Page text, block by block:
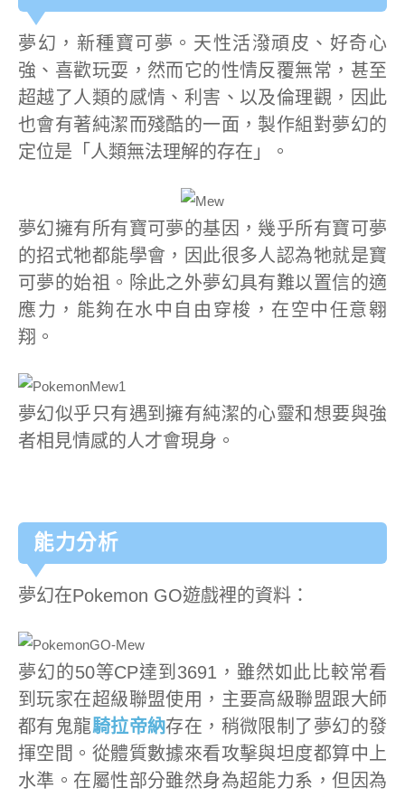
夢幻，新種寶可夢。天性活潑頑皮、好奇心
強、喜歡玩耍，然而它的性情反覆無常，甚至
超越了人類的感情、利害、以及倫理觀，因此
也會有著純潔而殘酷的一面，製作組對夢幻的
定位是「人類無法理解的存在」。
夢幻擁有所有寶可夢的基因，幾乎所有寶可夢
的招式牠都能學會，因此很多人認為牠就是寶
可夢的始祖。除此之外夢幻具有難以置信的適
應力，能夠在水中自由穿梭，在空中任意翱
翔。
夢幻似乎只有遇到擁有純潔的心靈和想要與強
者相見情感的人才會現身。
能力分析
夢幻在Pokemon GO遊戲裡的資料：
夢幻的50等CP達到3691，雖然如此比較常看
到玩家在超級聯盟使用，主要高級聯盟跟大師
都有鬼龍騎拉帝納存在，稍微限制了夢幻的發
揮空間。從體質數據來看攻擊與坦度都算中上
水準。在屬性部分雖然身為超能力系，但因為